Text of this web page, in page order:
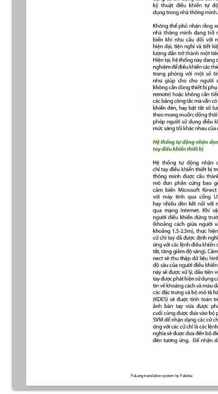
FaLang translation system by Faboba